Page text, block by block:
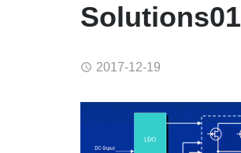
Solutions01
2017-12-19